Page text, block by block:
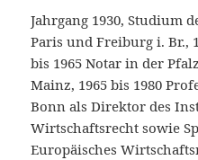
Jahrgang 1930, Studium
Paris und Freiburg i. Br.,
bis 1965 Notar in der
Mainz, 1965 bis 1980
Bonn als Direktor des
Wirtschaftsrecht sowie
Europäisches